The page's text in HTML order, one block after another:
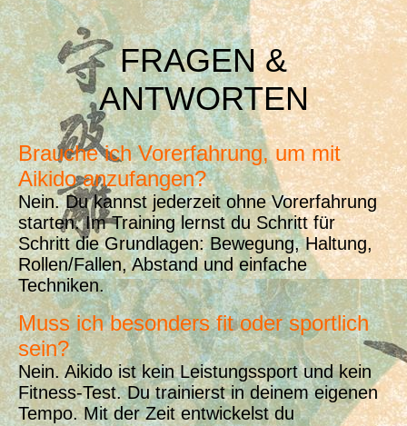
FRAGEN &
ANTWORTEN
Brauche ich Vorerfahrung, um mit
Aikido anzufangen?
Nein. Du kannst jederzeit ohne Vorerfahrung
starten. Im Training lernst du Schritt für
Schritt die Grundlagen: Bewegung, Haltung,
Rollen/Fallen, Abstand und einfache
Techniken.
Muss ich besonders fit oder sportlich
sein?
Nein. Aikido ist kein Leistungssport und kein
Fitness-Test. Du trainierst in deinem eigenen
Tempo. Mit der Zeit entwickelst du